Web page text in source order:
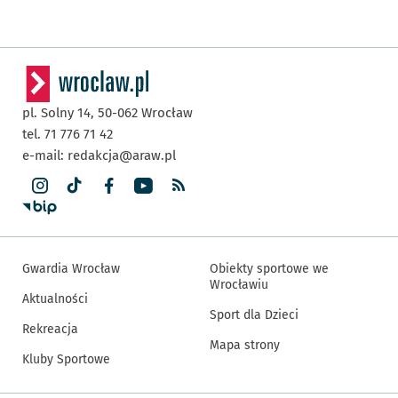
pl. Solny 14, 50-062 Wrocław
tel. 71 776 71 42
e-mail: redakcja@araw.pl
Gwardia Wrocław
Aktualności
Rekreacja
Kluby Sportowe
Obiekty sportowe we
Wrocławiu
Sport dla Dzieci
Mapa strony